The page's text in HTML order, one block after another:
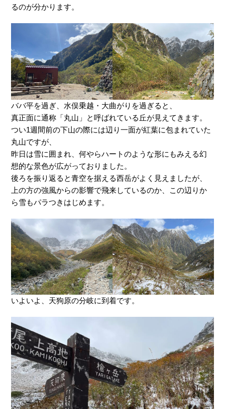
るのが分かります。
ババ平を過ぎ、水俣乗越・大曲がりを過ぎると、
真正面に通称「丸山」と呼ばれている丘が見えてきます。
つい1週間前の下山の際には辺り一面が紅葉に包まれていた
丸山ですが、
昨日は雪に囲まれ、何やらハートのような形にもみえる幻
想的な景色が広がっておりました。
後ろを振り返ると青空を据える西岳がよく見えましたが、
上の方の強風からの影響で飛来しているのか、この辺りか
ら雪もパラつきはじめます。
いよいよ、天狗原の分岐に到着です。